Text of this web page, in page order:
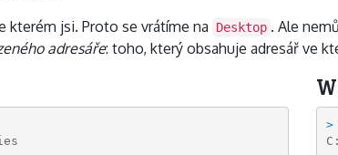
kterém jsi. Proto se vrátíme na
Desktop . Ale
adresáře: toho, který obsahuje adresář ve
>